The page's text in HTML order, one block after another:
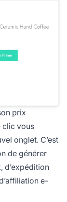
prix
clic vous
onglet. C’est
de générer
d’expédition
e-